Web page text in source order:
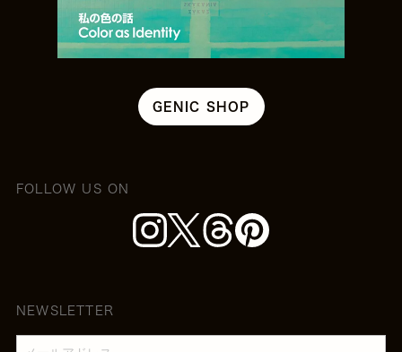
GENIC SHOP
FOLLOW US ON
NEWSLETTER